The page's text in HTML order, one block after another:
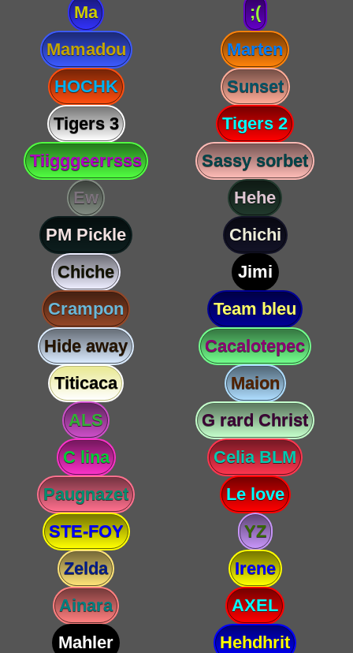
Ma
;(
Mamadou
Marten
HOCHK
Sunset
Tigers 3
Tigers 2
Tiigggeerrsss
Sassy sorbet
Ew
Hehe
PM Pickle
Chichi
Chiche
Jimi
Crampon
Team bleu
Hide away
Cacalotepec
Titicaca
Maion
ALS
G rard Christ
C lina
Celia BLM
Paugnazet
Le love
STE-FOY
YZ
Zelda
Irene
Ainara
AXEL
Mahler
Hehdhrit